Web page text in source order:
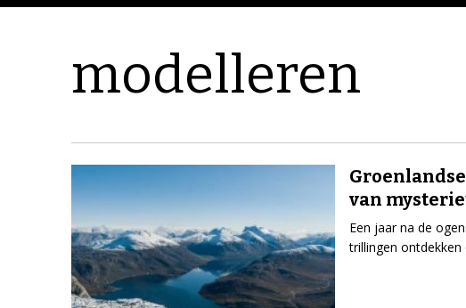
modelleren
van
Een jaar na de
trillingen